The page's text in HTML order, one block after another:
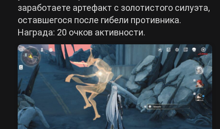
заработаете артефакт с золотистого силуэта,
оставшегося после гибели противника.
Награда: 20 очков активности.